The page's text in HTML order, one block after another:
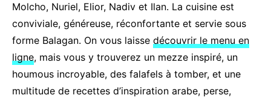
Molcho, Nuriel, Elior, Nadiv et Ilan. La cuisine est
conviviale, généreuse, réconfortante et servie sous
forme Balagan. On vous laisse découvrir le menu en
ligne, mais vous y trouverez un mezze inspiré, un
houmous incroyable, des falafels à tomber, et une
multitude de recettes d’inspiration arabe, perse,